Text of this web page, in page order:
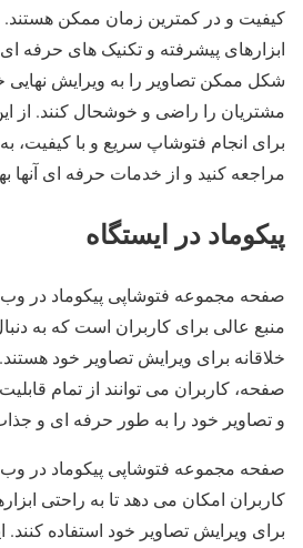
کیفیت و در کمترین زمان ممکن هستند.
ابزارهای پیشرفته و تکنیک های حرفه
شکل ممکن تصاویر را به ویرایش نهایی
مشتریان را راضی و خوشحال کنند. از
برای انجام فتوشاپ سریع و با کیفیت،
مراجعه کنید و از خدمات حرفه ای آنها
پیکوماد در ایستگاه
صفحه مجموعه فتوشاپی پیکوماد در
منبع عالی برای کاربران است که به
خلاقانه برای ویرایش تصاویر خود
صفحه، کاربران می توانند از تمام
و تصاویر خود را به طور حرفه ای و
صفحه مجموعه فتوشاپی پیکوماد در وب
کاربران امکان می دهد تا به راحتی
برای ویرایش تصاویر خود استفاده